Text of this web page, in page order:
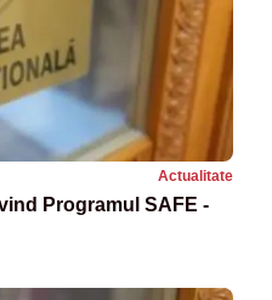
Actualitate
Programul SAFE -